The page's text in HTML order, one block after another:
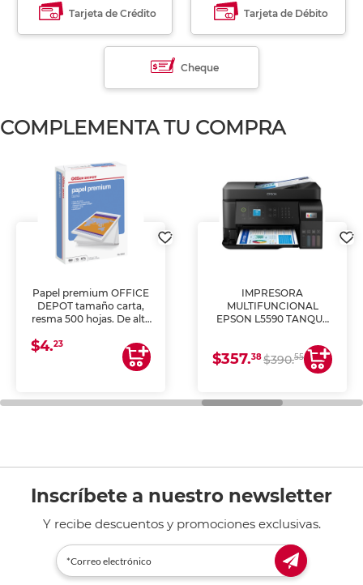
Tarjeta de Crédito Tarjeta de Débito
Cheque
COMPLEMENTA TU COMPRA
Papel premium OFFICE
DEPOT tamaño carta,
resma 500 hojas. De alta
uniforme, ideal para
impresoras de inyección
de tinta y láser,
general de oficina.
$4.23
IMPRESORA
MULTIFUNCIONAL
EPSON L5590 TANQUE
COPIA Y ESCANEA)
$357.38$390.55
Inscríbete a nuestro newsletter
Y recibe descuentos y promociones exclusivas.